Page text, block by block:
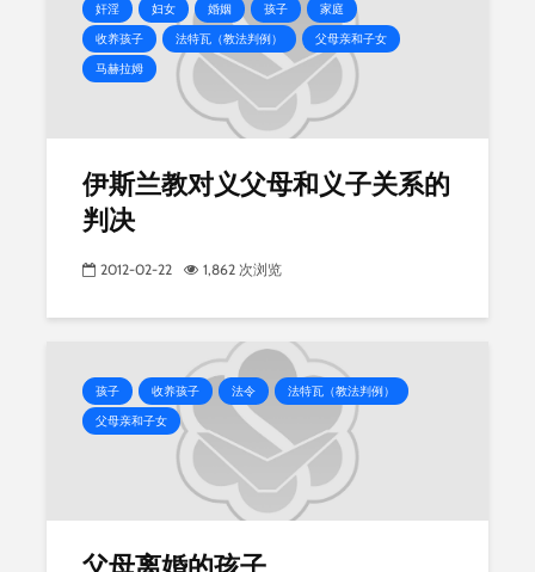
奸淫 妇女 婚姻 孩子
家庭
收养孩子
法特瓦（教法判例）
父母亲和子女
马赫拉姆
伊斯兰教对义父母和义子关系的
判决
2012-02-22 1,862 次浏览
孩子 收养孩子 法令
法特瓦（教法判例）
父母亲和子女
父母离婚的孩子